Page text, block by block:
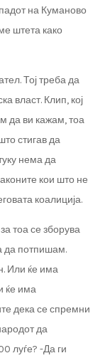
на Куманово
штета како
Тој треба да
власт. Клип, кој
да ви кажам, тоа
стигав да
нема да
кои што не
коалиција.
тоа се зборува
да потпишам.
Или ќе има
ќе има
дека се спремни
да
луѓе? -Да ги